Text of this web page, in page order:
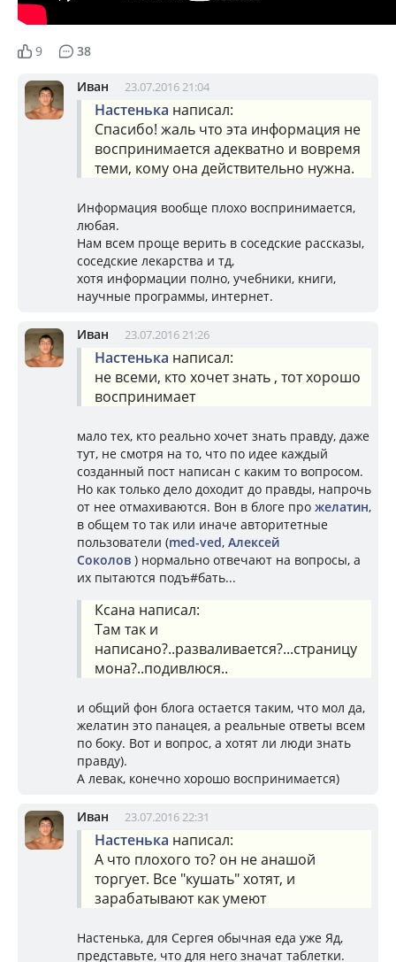
9 38
Иван 23.07.2016 21:04
Настенька написал:
Спасибо! жаль что эта информация не
воспринимается адекватно и вовремя
теми, кому она действительно нужна.
Информация вообще плохо воспринимается,
любая.
Нам всем проще верить в соседские рассказы,
соседские лекарства и тд,
хотя информации полно, учебники, книги,
научные программы, интернет.
Иван 23.07.2016 21:26
Настенька написал:
не всеми, кто хочет знать , тот хорошо
воспринимает
мало тех, кто реально хочет знать правду, даже
тут, не смотря на то, что по идее каждый
созданный пост написан с каким то вопросом.
Но как только дело доходит до правды, напрочь
от нее отмахиваются. Вон в блоге про желатин,
в общем то так или иначе авторитетные
пользователи (med-ved, Алексей
Соколов ) нормально отвечают на вопросы, а
их пытаются подъ#бать...
Ксана написал:
Там так и
написано?..разваливается?...страницу
мона?..подивлюся..
и общий фон блога остается таким, что мол да,
желатин это панацея, а реальные ответы всем
по боку. Вот и вопрос, а хотят ли люди знать
правду).
А левак, конечно хорошо воспринимается)
Иван 23.07.2016 22:31
Настенька написал:
А что плохого то? он не анашой
торгует. Все "кушать" хотят, и
зарабатывают как умеют
Настенька, для Сергея обычная еда уже Яд,
представьте, что для него значат таблетки.